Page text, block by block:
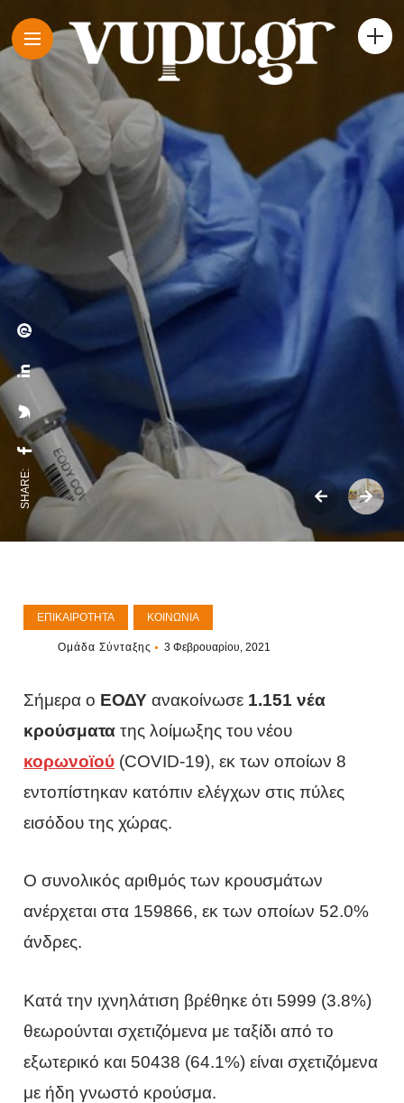
SHARE:
ΕΠΙΚΑΙΡΌΤΗΤΑ ΚΟΙΝΩΝΊΑ
Ομάδα Σύνταξης 3 Φεβρουαρίου, 2021
Σήμερα ο ΕΟΔΥ ανακοίνωσε 1.151 νέα
κρούσματα της λοίμωξης του νέου
κορωνοϊού (COVID-19), εκ των οποίων 8
εντοπίστηκαν κατόπιν ελέγχων στις πύλες
εισόδου της χώρας.
Ο συνολικός αριθμός των κρουσμάτων
ανέρχεται στα 159866, εκ των οποίων 52.0%
άνδρες.
Κατά την ιχνηλάτιση βρέθηκε ότι 5999 (3.8%)
θεωρούνται σχετιζόμενα με ταξίδι από το
εξωτερικό και 50438 (64.1%) είναι σχετιζόμενα
με ήδη γνωστό κρούσμα.